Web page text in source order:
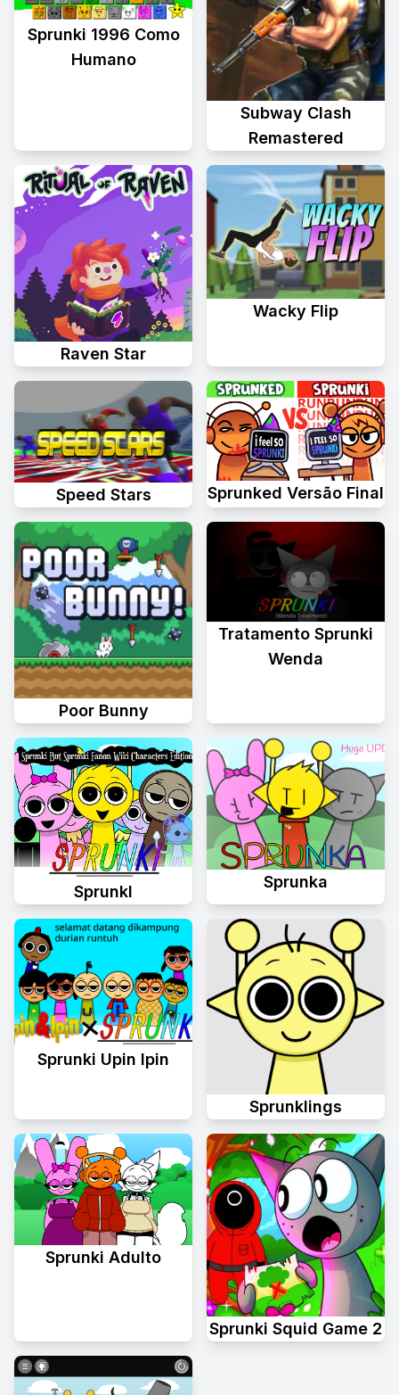
Sprunki 1996 Como
Humano
Subway Clash
Remastered
Raven Star
Wacky Flip
Speed Stars Sprunked Versão Final
Poor Bunny
Tratamento Sprunki
Wenda
Sprunkl
Sprunka
Sprunki Upin Ipin
Sprunklings
Sprunki Adulto
Sprunki Squid Game 2